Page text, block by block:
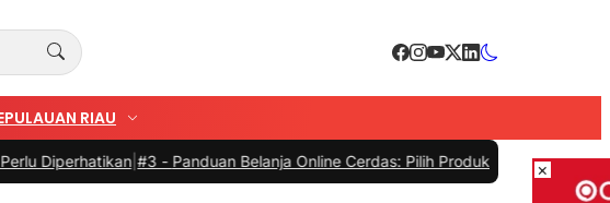
RIAU
|#3 -Panduan Belanja Online Cerdas: Pilih Produk dengan Bijak dan Hindari
×